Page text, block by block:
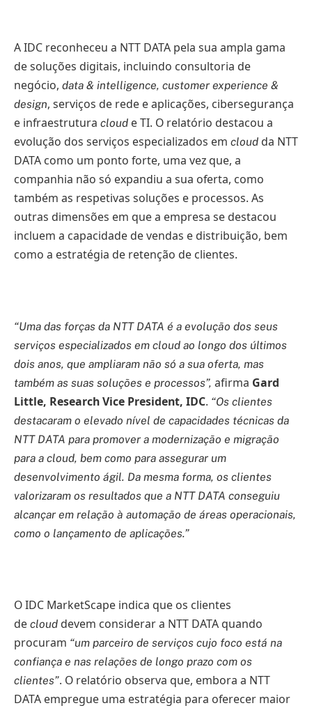
A IDC reconheceu a NTT DATA pela sua ampla gama
de soluções digitais, incluindo consultoria de
negócio, data & intelligence, customer experience &
design, serviços de rede e aplicações, cibersegurança
e infraestrutura cloud e TI. O relatório destacou a
evolução dos serviços especializados em cloud da NTT
DATA como um ponto forte, uma vez que, a
companhia não só expandiu a sua oferta, como
também as respetivas soluções e processos. As
outras dimensões em que a empresa se destacou
incluem a capacidade de vendas e distribuição, bem
como a estratégia de retenção de clientes.
“Uma das forças da NTT DATA é a evolução dos seus
serviços especializados em cloud ao longo dos últimos
dois anos, que ampliaram não só a sua oferta, mas
também as suas soluções e processos”, afirma Gard
Little, Research Vice President, IDC. “Os clientes
destacaram o elevado nível de capacidades técnicas da
NTT DATA para promover a modernização e migração
para a cloud, bem como para assegurar um
desenvolvimento ágil. Da mesma forma, os clientes
valorizaram os resultados que a NTT DATA conseguiu
alcançar em relação à automação de áreas operacionais,
como o lançamento de aplicações.”
O IDC MarketScape indica que os clientes
de cloud devem considerar a NTT DATA quando
procuram “um parceiro de serviços cujo foco está na
confiança e nas relações de longo prazo com os
clientes”. O relatório observa que, embora a NTT
DATA empregue uma estratégia para oferecer maior